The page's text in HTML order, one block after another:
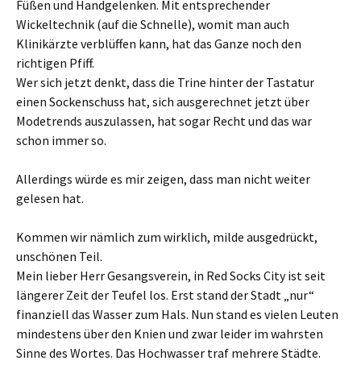
Füßen und Handgelenken. Mit entsprechender
Wickeltechnik (auf die Schnelle), womit man auch
Klinikärzte verblüffen kann, hat das Ganze noch den
richtigen Pfiff.
Wer sich jetzt denkt, dass die Trine hinter der Tastatur
einen Sockenschuss hat, sich ausgerechnet jetzt über
Modetrends auszulassen, hat sogar Recht und das war
schon immer so.
Allerdings würde es mir zeigen, dass man nicht weiter
gelesen hat.
Kommen wir nämlich zum wirklich, milde ausgedrückt,
unschönen Teil.
Mein lieber Herr Gesangsverein, in Red Socks City ist seit
längerer Zeit der Teufel los. Erst stand der Stadt „nur“
finanziell das Wasser zum Hals. Nun stand es vielen Leuten
mindestens über den Knien und zwar leider im wahrsten
Sinne des Wortes. Das Hochwasser traf mehrere Städte.